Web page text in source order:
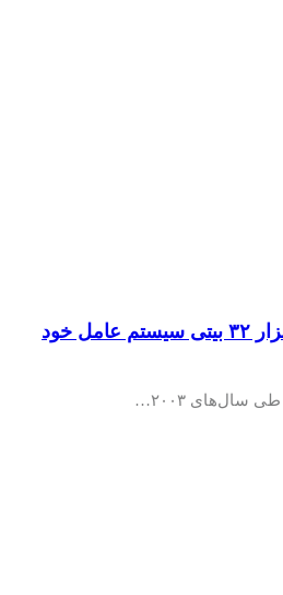
لینوکس دیگر از سخت افزار ۳۲ بیتی سیستم عامل خود